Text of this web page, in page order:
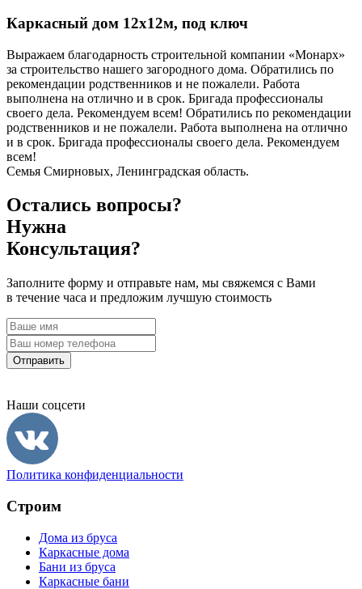
Каркасный дом 12х12м, под ключ
Выражаем благодарность строительной компании «Монарх»
за строительство нашего загородного дома. Обратились по
рекомендации родственников и не пожалели. Работа
выполнена на отлично и в срок. Бригада профессионалы
своего дела. Рекомендуем всем! Обратились по рекомендации
родственников и не пожалели. Работа выполнена на отлично
и в срок. Бригада профессионалы своего дела. Рекомендуем
всем!
Семья Смирновых, Ленинградская область.
Остались вопросы?
Нужна
Консультация?
Заполните форму и отправьте нам, мы свяжемся с Вами
в течение часа и предложим лучшую стоимость
Отправить
Наши соцсети
Политика конфиденциальности
Строим
Дома из бруса
Каркасные дома
Бани из бруса
Каркасные бани